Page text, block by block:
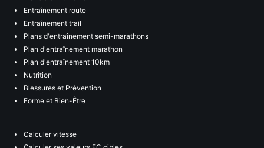
Entraînement route
Entraînement trail
Plans d'entraînement semi-marathons
Plan d'entraînement marathon
Plan d'entraînement 10km
Nutrition
Blessures et Prévention
Forme et Bien-Être
Calculer vitesse